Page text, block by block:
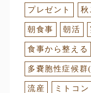
プレゼント 秋
朝食事 朝活
食事から整える
多嚢胞性症候群
流産 ミトコン